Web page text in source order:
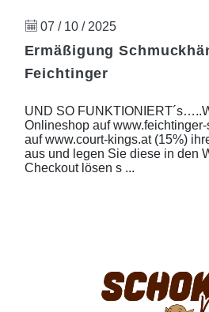
07 / 10 / 2025
Ermäßigung
Feichtinger
UND SO
Onlineshop auf
auf www.court-kings.at (15%)
aus und legen Sie diese in den
Checkout lösen s ...